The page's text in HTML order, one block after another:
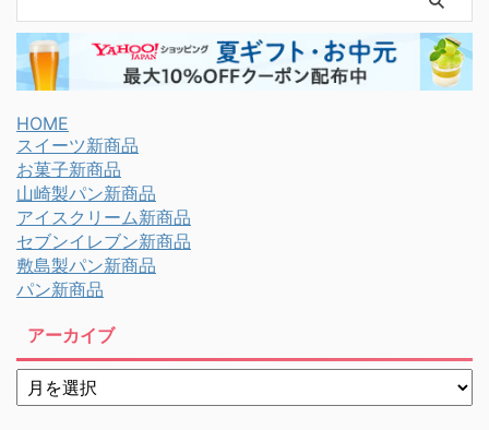
HOME
スイーツ新商品
お菓子新商品
山崎製パン新商品
アイスクリーム新商品
セブンイレブン新商品
敷島製パン新商品
パン新商品
アーカイブ